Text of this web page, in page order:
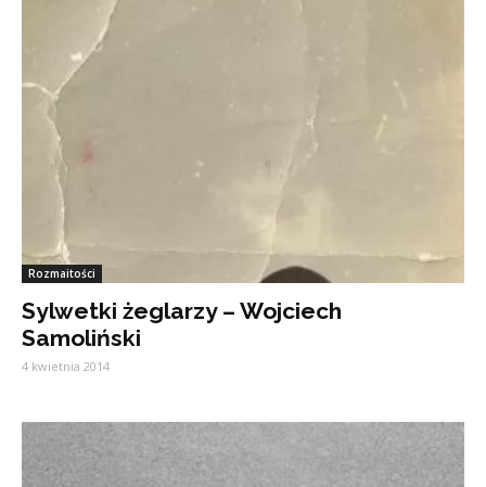
Rozmaitości
Sylwetki żeglarzy – Wojciech
Samoliński
4 kwietnia 2014